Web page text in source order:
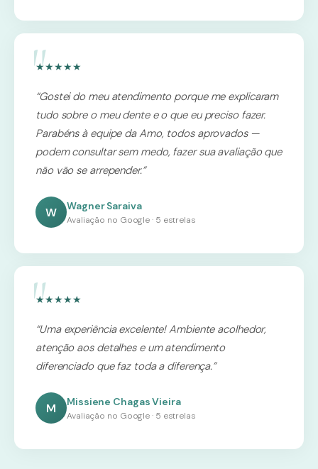
★★★★★
“Gostei do meu atendimento porque me explicaram
tudo sobre o meu dente e o que eu preciso fazer.
Parabéns à equipe da Amo, todos aprovados —
podem consultar sem medo, fazer sua avaliação que
não vão se arrepender.”
W Wagner Saraiva
Avaliação no Google · 5 estrelas
★★★★★
“Uma experiência excelente! Ambiente acolhedor,
atenção aos detalhes e um atendimento
diferenciado que faz toda a diferença.”
M Missiene Chagas Vieira
Avaliação no Google · 5 estrelas